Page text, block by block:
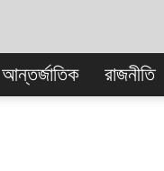
বাংলা
আন্তর্জাতিক রাজনীতি